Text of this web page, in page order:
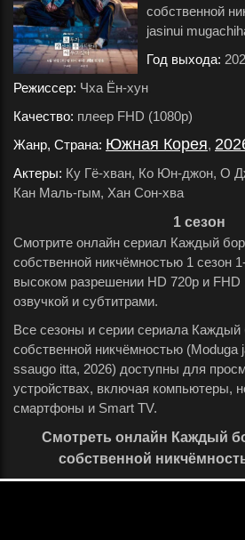
собственной
jasinui
Год выхода:
Режиссер: Чха Ён-хун
Качество: плеер FHD (1080p)
Жанр, Страна: Южная Корея,
Актеры: Ку Гё-хван, Ко Юн-джон, О
Кан Маль-гым, Хан Сон-хва
1 сезон
Смотрите онлайн сериал Каждый
собственной никчёмностью 1 сезон
высоком разрешении HD 720p и FHD
озвучкой и субтитрами.
Все сезоны и серии сериала Каждый
собственной никчёмностью (Moduga
ssaugo itta, 2026) доступны для
устройствах, включая компьютеры,
смартфоны и Smart TV.
Смотреть онлайн Каждый
собственной